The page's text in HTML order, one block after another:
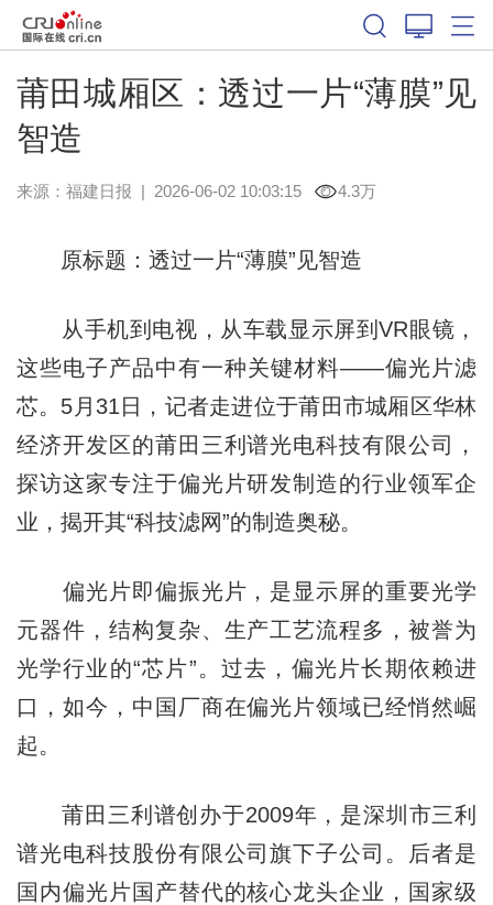
莆田城厢区：透过一片“薄膜”见
智造
来源： 福建日报 | 2026-06-02 10:03:15 4.3万
原标题：透过一片“薄膜”见智造
从手机到电视，从车载显示屏到VR眼镜，
这些电子产品中有一种关键材料——偏光片滤
芯。5月31日，记者走进位于莆田市城厢区华林
经济开发区的莆田三利谱光电科技有限公司，
探访这家专注于偏光片研发制造的行业领军企
业，揭开其“科技滤网”的制造奥秘。
偏光片即偏振光片，是显示屏的重要光学
元器件，结构复杂、生产工艺流程多，被誉为
光学行业的“芯片”。过去，偏光片长期依赖进
口，如今，中国厂商在偏光片领域已经悄然崛
起。
莆田三利谱创办于2009年，是深圳市三利
谱光电科技股份有限公司旗下子公司。后者是
国内偏光片国产替代的核心龙头企业，国家级